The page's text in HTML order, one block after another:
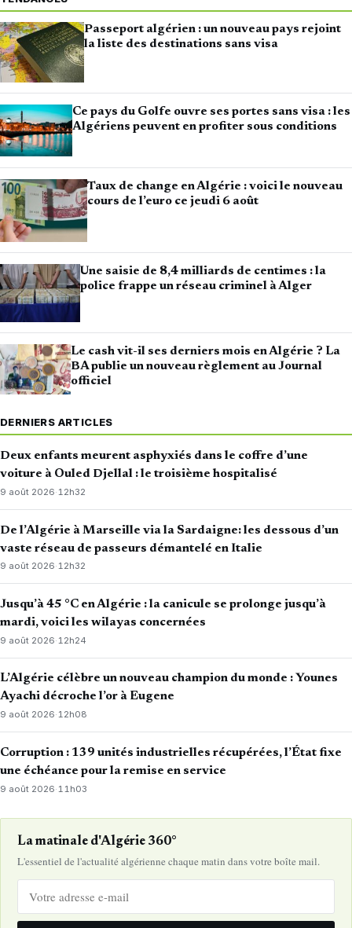
Passeport algérien : un nouveau pays rejoint
la liste des destinations sans visa
Ce pays du Golfe ouvre ses portes sans visa : les
Algériens peuvent en profiter sous conditions
Taux de change en Algérie : voici le nouveau
cours de l’euro ce jeudi 6 août
Une saisie de 8,4 milliards de centimes : la
police frappe un réseau criminel à Alger
Le cash vit-il ses derniers mois en Algérie ? La
BA publie un nouveau règlement au Journal
officiel
DERNIERS ARTICLES
Deux enfants meurent asphyxiés dans le coffre d’une
voiture à Ouled Djellal : le troisième hospitalisé
9 août 2026·12h32
De l’Algérie à Marseille via la Sardaigne: les dessous d’un
vaste réseau de passeurs démantelé en Italie
9 août 2026·12h32
Jusqu’à 45 °C en Algérie : la canicule se prolonge jusqu’à
mardi, voici les wilayas concernées
9 août 2026·12h24
L’Algérie célèbre un nouveau champion du monde : Younes
Ayachi décroche l’or à Eugene
9 août 2026·12h08
Corruption : 139 unités industrielles récupérées, l’État fixe
une échéance pour la remise en service
9 août 2026· 11h03
La matinale d'Algérie 360°
L'essentiel de l'actualité algérienne chaque matin dans votre boîte mail.